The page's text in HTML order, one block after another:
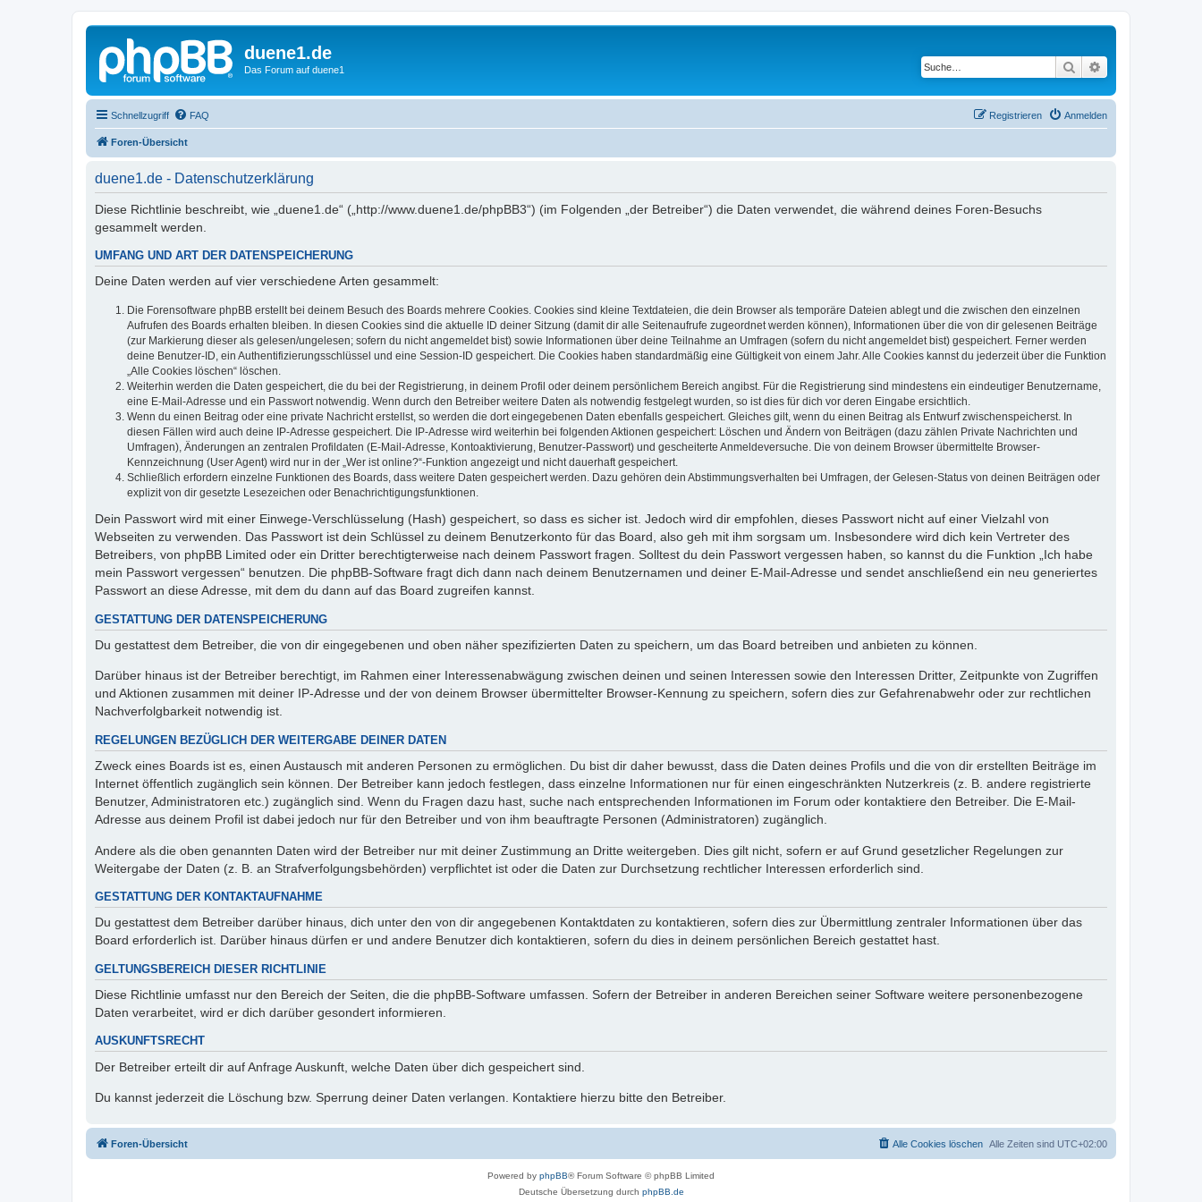
duene1.de
Das Forum auf duene1 Suche
Schnellzugriff FAQ Anmelden
Registrieren
Foren-Übersicht
duene1.de - Datenschutzerklärung
Diese Richtlinie beschreibt, wie „duene1.de“ („http://www.duene1.de/phpBB3“) (im Folgenden „der Betreiber“) die Daten verwendet, die während deines Foren-Besuchs
gesammelt werden.
UMFANG UND ART DER DATENSPEICHERUNG
Deine Daten werden auf vier verschiedene Arten gesammelt:
Die Forensoftware phpBB erstellt bei deinem Besuch des Boards mehrere Cookies. Cookies sind kleine Textdateien, die dein Browser als temporäre Dateien ablegt und die zwischen den einzelnen
Aufrufen des Boards erhalten bleiben. In diesen Cookies sind die aktuelle ID deiner Sitzung (damit dir alle Seitenaufrufe zugeordnet werden können), Informationen über die von dir gelesenen Beiträge
(zur Markierung dieser als gelesen/ungelesen; sofern du nicht angemeldet bist) sowie Informationen über deine Teilnahme an Umfragen (sofern du nicht angemeldet bist) gespeichert. Ferner werden
deine Benutzer-ID, ein Authentifizierungsschlüssel und eine Session-ID gespeichert. Die Cookies haben standardmäßig eine Gültigkeit von einem Jahr. Alle Cookies kannst du jederzeit über die Funktion
„Alle Cookies löschen“ löschen.
Weiterhin werden die Daten gespeichert, die du bei der Registrierung, in deinem Profil oder deinem persönlichem Bereich angibst. Für die Registrierung sind mindestens ein eindeutiger Benutzername,
eine E-Mail-Adresse und ein Passwort notwendig. Wenn durch den Betreiber weitere Daten als notwendig festgelegt wurden, so ist dies für dich vor deren Eingabe ersichtlich.
Wenn du einen Beitrag oder eine private Nachricht erstellst, so werden die dort eingegebenen Daten ebenfalls gespeichert. Gleiches gilt, wenn du einen Beitrag als Entwurf zwischenspeicherst. In
diesen Fällen wird auch deine IP-Adresse gespeichert. Die IP-Adresse wird weiterhin bei folgenden Aktionen gespeichert: Löschen und Ändern von Beiträgen (dazu zählen Private Nachrichten und
Umfragen), Änderungen an zentralen Profildaten (E-Mail-Adresse, Kontoaktivierung, Benutzer-Passwort) und gescheiterte Anmeldeversuche. Die von deinem Browser übermittelte Browser-
Kennzeichnung (User Agent) wird nur in der „Wer ist online?“-Funktion angezeigt und nicht dauerhaft gespeichert.
Schließlich erfordern einzelne Funktionen des Boards, dass weitere Daten gespeichert werden. Dazu gehören dein Abstimmungsverhalten bei Umfragen, der Gelesen-Status von deinen Beiträgen oder
explizit von dir gesetzte Lesezeichen oder Benachrichtigungsfunktionen.
Dein Passwort wird mit einer Einwege-Verschlüsselung (Hash) gespeichert, so dass es sicher ist. Jedoch wird dir empfohlen, dieses Passwort nicht auf einer Vielzahl von
Webseiten zu verwenden. Das Passwort ist dein Schlüssel zu deinem Benutzerkonto für das Board, also geh mit ihm sorgsam um. Insbesondere wird dich kein Vertreter des
Betreibers, von phpBB Limited oder ein Dritter berechtigterweise nach deinem Passwort fragen. Solltest du dein Passwort vergessen haben, so kannst du die Funktion „Ich habe
mein Passwort vergessen“ benutzen. Die phpBB-Software fragt dich dann nach deinem Benutzernamen und deiner E-Mail-Adresse und sendet anschließend ein neu generiertes
Passwort an diese Adresse, mit dem du dann auf das Board zugreifen kannst.
GESTATTUNG DER DATENSPEICHERUNG
Du gestattest dem Betreiber, die von dir eingegebenen und oben näher spezifizierten Daten zu speichern, um das Board betreiben und anbieten zu können.
Darüber hinaus ist der Betreiber berechtigt, im Rahmen einer Interessenabwägung zwischen deinen und seinen Interessen sowie den Interessen Dritter, Zeitpunkte von Zugriffen
und Aktionen zusammen mit deiner IP-Adresse und der von deinem Browser übermittelter Browser-Kennung zu speichern, sofern dies zur Gefahrenabwehr oder zur rechtlichen
Nachverfolgbarkeit notwendig ist.
REGELUNGEN BEZÜGLICH DER WEITERGABE DEINER DATEN
Zweck eines Boards ist es, einen Austausch mit anderen Personen zu ermöglichen. Du bist dir daher bewusst, dass die Daten deines Profils und die von dir erstellten Beiträge im
Internet öffentlich zugänglich sein können. Der Betreiber kann jedoch festlegen, dass einzelne Informationen nur für einen eingeschränkten Nutzerkreis (z. B. andere registrierte
Benutzer, Administratoren etc.) zugänglich sind. Wenn du Fragen dazu hast, suche nach entsprechenden Informationen im Forum oder kontaktiere den Betreiber. Die E-Mail-
Adresse aus deinem Profil ist dabei jedoch nur für den Betreiber und von ihm beauftragte Personen (Administratoren) zugänglich.
Andere als die oben genannten Daten wird der Betreiber nur mit deiner Zustimmung an Dritte weitergeben. Dies gilt nicht, sofern er auf Grund gesetzlicher Regelungen zur
Weitergabe der Daten (z. B. an Strafverfolgungsbehörden) verpflichtet ist oder die Daten zur Durchsetzung rechtlicher Interessen erforderlich sind.
GESTATTUNG DER KONTAKTAUFNAHME
Du gestattest dem Betreiber darüber hinaus, dich unter den von dir angegebenen Kontaktdaten zu kontaktieren, sofern dies zur Übermittlung zentraler Informationen über das
Board erforderlich ist. Darüber hinaus dürfen er und andere Benutzer dich kontaktieren, sofern du dies in deinem persönlichen Bereich gestattet hast.
GELTUNGSBEREICH DIESER RICHTLINIE
Diese Richtlinie umfasst nur den Bereich der Seiten, die die phpBB-Software umfassen. Sofern der Betreiber in anderen Bereichen seiner Software weitere personenbezogene
Daten verarbeitet, wird er dich darüber gesondert informieren.
AUSKUNFTSRECHT
Der Betreiber erteilt dir auf Anfrage Auskunft, welche Daten über dich gespeichert sind.
Du kannst jederzeit die Löschung bzw. Sperrung deiner Daten verlangen. Kontaktiere hierzu bitte den Betreiber.
Foren-Übersicht Alle Zeiten sind UTC+02:00
Alle Cookies löschen
Powered by phpBB® Forum Software © phpBB Limited
Deutsche Übersetzung durch phpBB.de